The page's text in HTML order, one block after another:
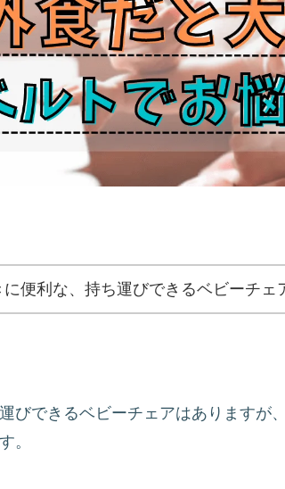
便利な、持ち運びできるベビーチェ
びできるベビーチェアはありますが
。